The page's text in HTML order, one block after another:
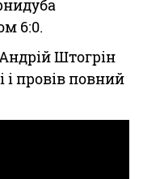
6:0.
Штогрін
і провів повний